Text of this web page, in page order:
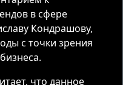
в сфере
Кондрашову,
с точки зрения
что данное